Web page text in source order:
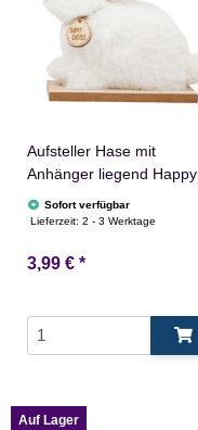
Aufsteller Hase mit
Anhänger liegend Happy
Easter aus Polyester in
Weiß
Sofort verfügbar
Lieferzeit:2 - 3 Werktage
3,99 € *
Auf Lager